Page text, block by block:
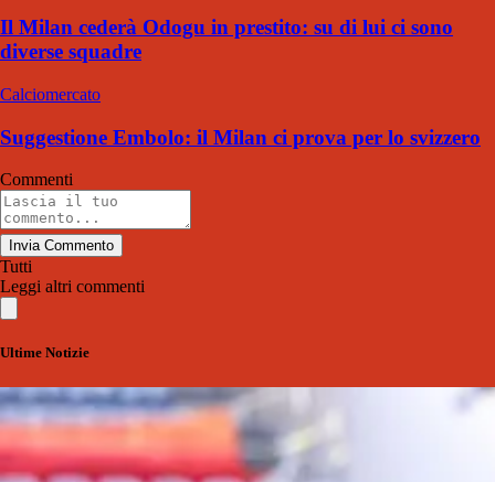
Il Milan cederà Odogu in prestito: su di lui ci sono
diverse squadre
Calciomercato
Suggestione Embolo: il Milan ci prova per lo svizzero
Commenti
Invia Commento
Tutti
Leggi altri commenti
Ultime Notizie